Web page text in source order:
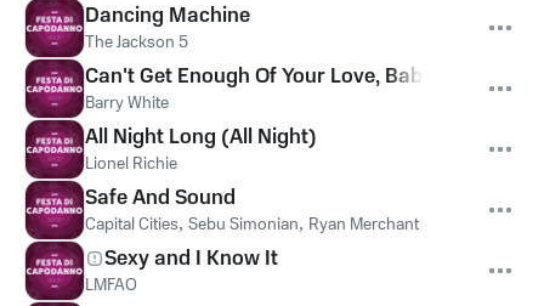
Dancing Machine
The Jackson 5
Can't Get Enough Of Your Love, Babe
Barry White
All Night Long (All Night)
Lionel Richie
Safe And Sound
Capital Cities, Sebu Simonian, Ryan Merchant
Sexy and I Know It
LMFAO